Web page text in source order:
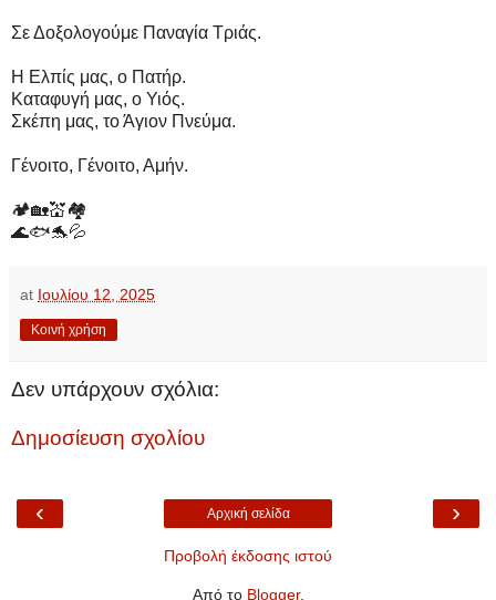
Σε Δοξολογούμε Παναγία Τριάς.
Η Ελπίς μας, ο Πατήρ.
Καταφυγή μας, ο Υιός.
Σκέπη μας, το Άγιον Πνεύμα.
Γένοιτο, Γένοιτο, Αμήν.
🏕🏡💒🏘
🌊🐟🐬💦
at Ιουλίου 12, 2025
Κοινή χρήση
Δεν υπάρχουν σχόλια:
Δημοσίευση σχολίου
‹ ›
Αρχική σελίδα
Προβολή έκδοσης ιστού
Από το Blogger.